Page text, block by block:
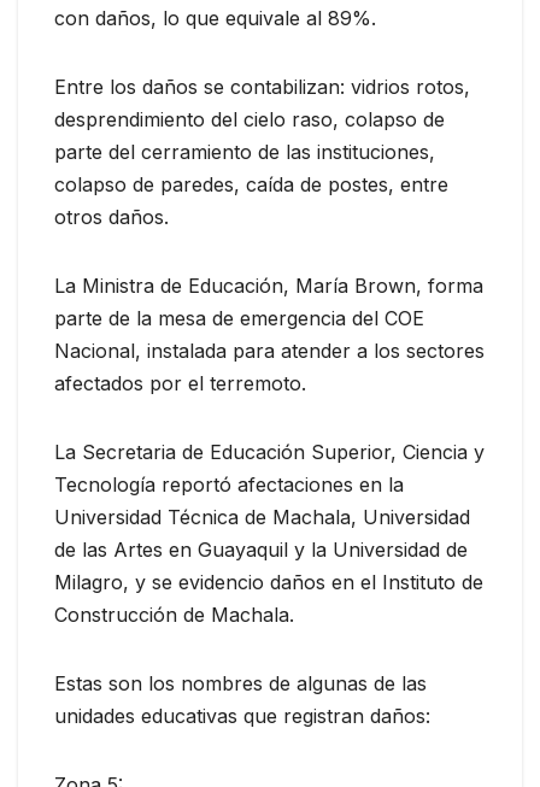
con daños, lo que equivale al 89%.
Entre los daños se contabilizan: vidrios rotos,
desprendimiento del cielo raso, colapso de
parte del cerramiento de las instituciones,
colapso de paredes, caída de postes, entre
otros daños.
La Ministra de Educación, María Brown, forma
parte de la mesa de emergencia del COE
Nacional, instalada para atender a los sectores
afectados por el terremoto.
La Secretaria de Educación Superior, Ciencia y
Tecnología reportó afectaciones en la
Universidad Técnica de Machala, Universidad
de las Artes en Guayaquil y la Universidad de
Milagro, y se evidencio daños en el Instituto de
Construcción de Machala.
Estas son los nombres de algunas de las
unidades educativas que registran daños: